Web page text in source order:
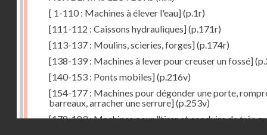
[ 1-110 : Machines à élever l'eau](p.1r)
[111-112 : Caissons hydrauliques](p.171r)
[113-137 : Moulins, scieries, forges](p.174r)
[138-139 : Machines à lever pour creuser un fossé]
[140-153 : Ponts mobiles](p.216v)
[154-177 : Machines pour dégonder une porte,
barreaux, arracher une serrure](p.253v)
[178-183 : Machines pour "tirer et conduire de très